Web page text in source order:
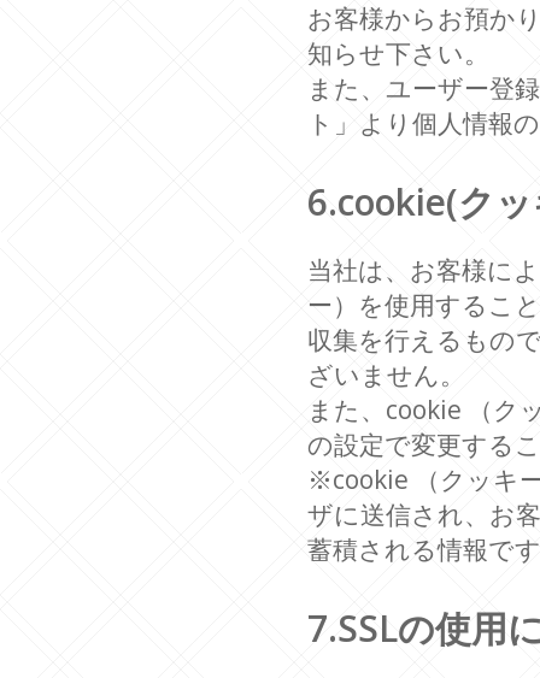
お客様からお預か
知らせ下さい。
また、ユーザー登
ト」より個人情報
6.cookie(ク
当社は、お客様に
ー）を使用するこ
収集を行えるもの
ざいません。
また、cookie （ク
の設定で変更する
※cookie （クッキ
ザに送信され、お
蓄積される情報で
7.SSLの使用